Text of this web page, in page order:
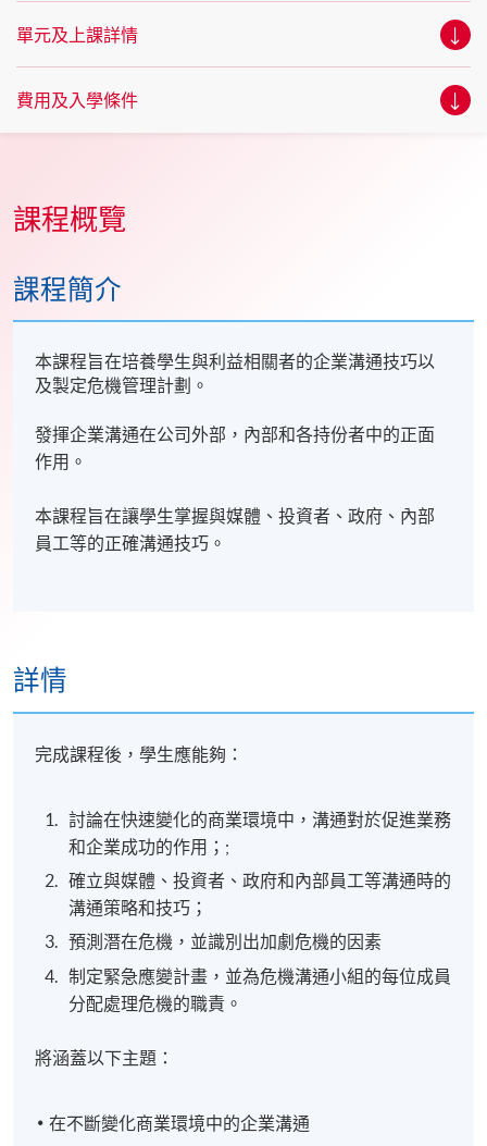
單元及上課詳情
費用及入學條件
課程概覽
課程簡介
本課程旨在培養學生與利益相關者的企業溝通技巧以
及製定危機管理計劃。
發揮企業溝通在公司外部，內部和各持份者中的正面
作用。
本課程旨在讓學生掌握與媒體、投資者、政府、內部
員工等的正確溝通技巧。
詳情
完成課程後，學生應能夠：
討論在快速變化的商業環境中，溝通對於促進業務
和企業成功的作用；;
確立與媒體、投資者、政府和內部員工等溝通時的
溝通策略和技巧；
預測潛在危機，並識別出加劇危機的因素
制定緊急應變計畫，並為危機溝通小組的每位成員
分配處理危機的職責。
將涵蓋以下主題：
在不斷變化商業環境中的企業溝通